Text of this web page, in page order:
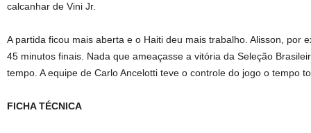
calcanhar de Vini Jr.
A partida ficou mais aberta e o Haiti deu mais trabalho. Alisson, por
45 minutos finais. Nada que ameaçasse a vitória da Seleção
tempo. A equipe de Carlo Ancelotti teve o controle do jogo o tempo
FICHA TÉCNICA